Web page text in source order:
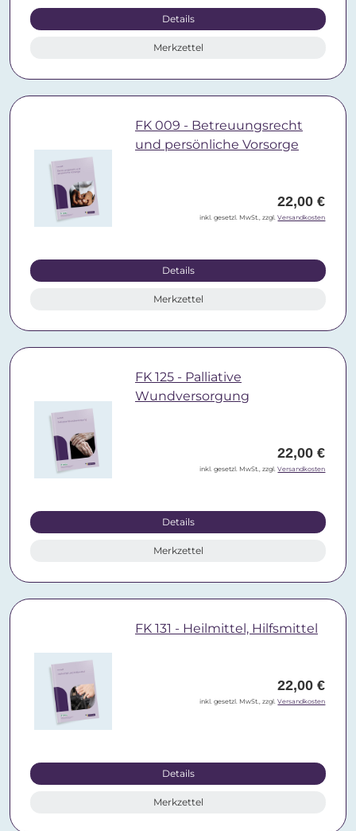
Details
Merkzettel
FK 009 - Betreuungsrecht
und persönliche Vorsorge
22,00 €
inkl. gesetzl. MwSt., zzgl.Versandkosten
Details
Merkzettel
FK 125 - Palliative
Wundversorgung
22,00 €
inkl. gesetzl. MwSt., zzgl.Versandkosten
Details
Merkzettel
FK 131 - Heilmittel, Hilfsmittel
22,00 €
inkl. gesetzl. MwSt., zzgl.Versandkosten
Details
Merkzettel